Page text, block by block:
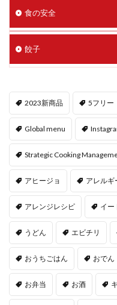
食の安全
餃子
2023新商品 5フリー
Global menu
Strategic Cooking
アヒージョ アレルギ
アレンジレシピ イー
うどん エビチリ
おうちごはん おでん
お弁当 お酒